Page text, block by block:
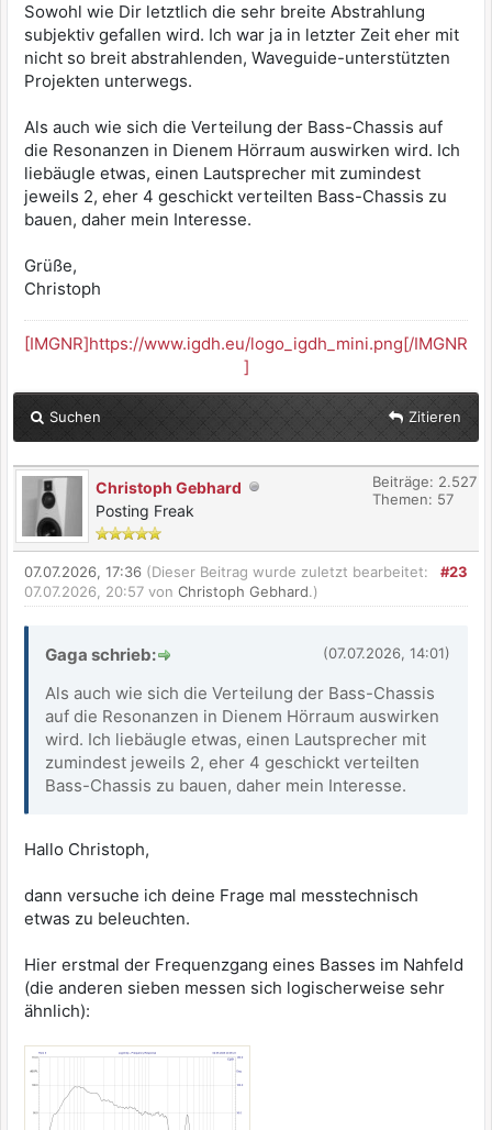
Sowohl wie Dir letztlich die sehr breite Abstrahlung
subjektiv gefallen wird. Ich war ja in letzter Zeit eher mit
nicht so breit abstrahlenden, Waveguide-unterstützten
Projekten unterwegs.
Als auch wie sich die Verteilung der Bass-Chassis auf
die Resonanzen in Dienem Hörraum auswirken wird. Ich
liebäugle etwas, einen Lautsprecher mit zumindest
jeweils 2, eher 4 geschickt verteilten Bass-Chassis zu
bauen, daher mein Interesse.
Grüße,
Christoph
[IMGNR]https://www.igdh.eu/logo_igdh_mini.png[/IMGNR
]
Suchen Zitieren
Christoph Gebhard
Posting Freak
Beiträge: 2.527
Themen: 57
#23
07.07.2026, 17:36 (Dieser Beitrag wurde zuletzt bearbeitet:
07.07.2026, 20:57 von Christoph Gebhard.)
(07.07.2026, 14:01)
Gaga schrieb:
Als auch wie sich die Verteilung der Bass-Chassis
auf die Resonanzen in Dienem Hörraum auswirken
wird. Ich liebäugle etwas, einen Lautsprecher mit
zumindest jeweils 2, eher 4 geschickt verteilten
Bass-Chassis zu bauen, daher mein Interesse.
Hallo Christoph,
dann versuche ich deine Frage mal messtechnisch
etwas zu beleuchten.
Hier erstmal der Frequenzgang eines Basses im Nahfeld
(die anderen sieben messen sich logischerweise sehr
ähnlich):